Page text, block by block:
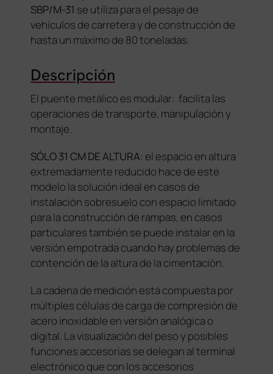
SBP/M-31 se utiliza para el pesaje de
vehículos de carretera y de construcción de
hasta un máximo de 80 toneladas.
Descripción
El puente metálico es modular: facilita las
operaciones de transporte, manipulación y
montaje.
SÓLO 31 CM DE ALTURA: el espacio en altura
extremadamente reducido hace de este
modelo la solución ideal en casos de
instalación sobresuelo con espacio limitado
para la construcción de rampas, en casos
particulares también se puede instalar en la
versión empotrada cuando hay problemas de
contención de la altura de la cimentación.
La cadena de medición está compuesta por
múltiples células de carga de compresión de
acero inoxidable en versión analógica o
digital. La visualización del peso y posibles
funciones accesorias se delegan al terminal
electrónico que con los accesorios